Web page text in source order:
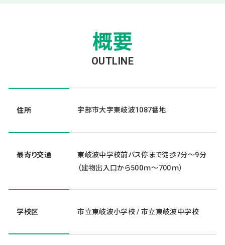
概要
OUTLINE
住所 宇部市大字東岐波1087番地
最寄り交通
東岐波中学校前バス停まで徒歩7分～9分
（建物出入口から500ｍ～700ｍ）
学校区 市立東岐波小学校 / 市立東岐波中学校